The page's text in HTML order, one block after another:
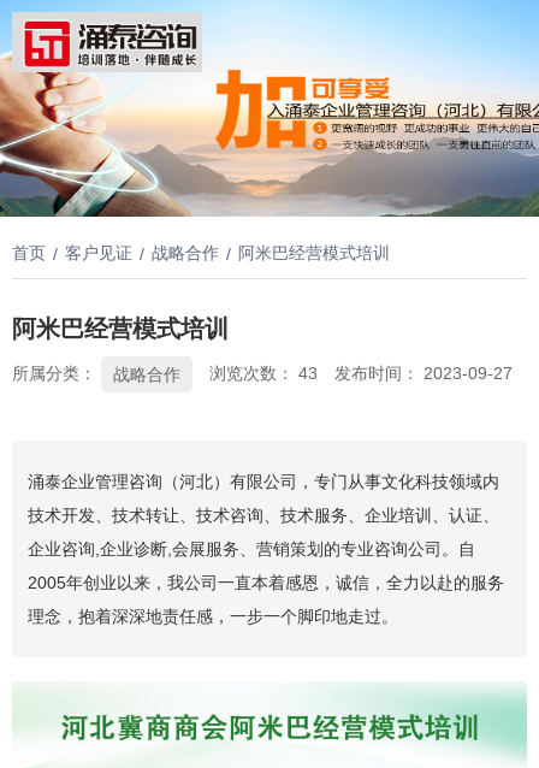
首页 / 客户见证 / 战略合作 / 阿米巴经营模式培训
阿米巴经营模式培训
所属分类： 战略合作 浏览次数： 43 发布时间： 2023-09-27
涌泰企业管理咨询（河北）有限公司，专门从事文化科技领域内
技术开发、技术转让、技术咨询、技术服务、企业培训、认证、
企业咨询,企业诊断,会展服务、营销策划的专业咨询公司。自
2005年创业以来，我公司一直本着感恩，诚信，全力以赴的服务
理念，抱着深深地责任感，一步一个脚印地走过。